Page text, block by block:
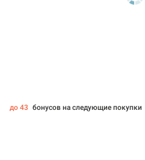
до 43 бонусов на следующие покупки